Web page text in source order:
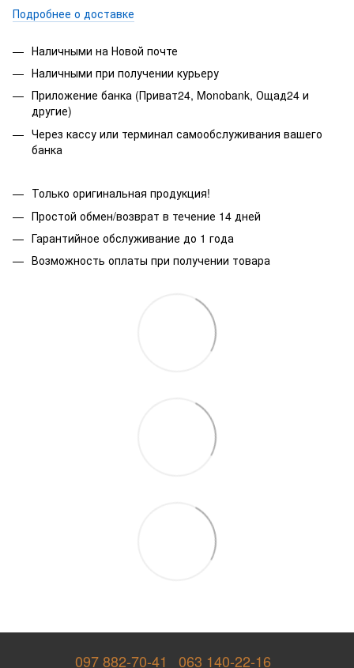
Подробнее о доставке
Наличными на Новой почте
Наличными при получении курьеру
Приложение банка (Приват24, Monobank, Ощад24 и
другие)
Через кассу или терминал самообслуживания вашего
банка
Только оригинальная продукция!
Простой обмен/возврат в течение 14 дней
Гарантийное обслуживание до 1 года
Возможность оплаты при получении товара
097 882-70-41 063 140-22-16